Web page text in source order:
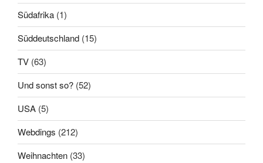
Südafrika (1)
Süddeutschland (15)
TV (63)
Und sonst so? (52)
USA (5)
Webdings (212)
Weihnachten (33)